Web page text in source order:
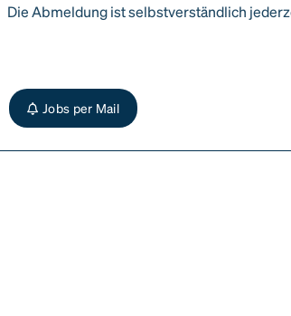
Die Abmeldung ist selbstverständlich
Jobs per Mail